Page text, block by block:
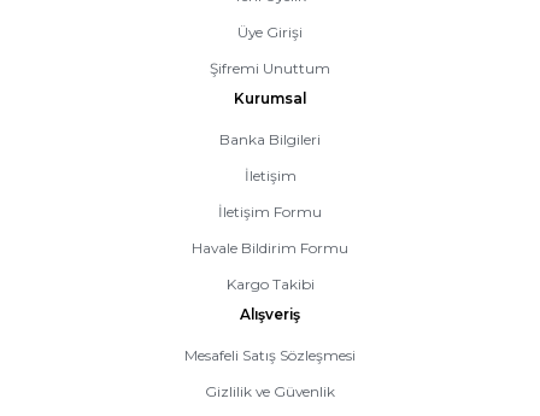
Üye Girişi
Şifremi Unuttum
Kurumsal
Banka Bilgileri
İletişim
İletişim Formu
Havale Bildirim Formu
Kargo Takibi
Alışveriş
Mesafeli Satış Sözleşmesi
Gizlilik ve Güvenlik